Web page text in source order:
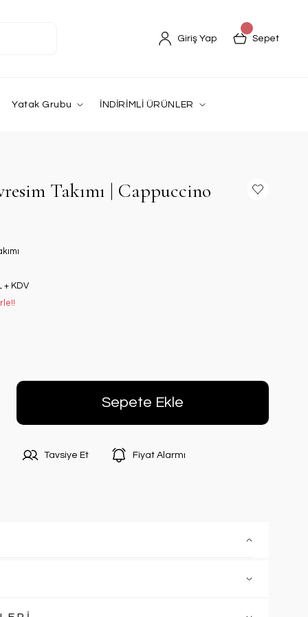
Giriş Yap Sepet
Yatak Grubu İNDİRİMLİ ÜRÜNLER
Takımı | Cappuccino
+ KDV
Sepete Ekle
Tavsiye Et Fiyat Alarmı